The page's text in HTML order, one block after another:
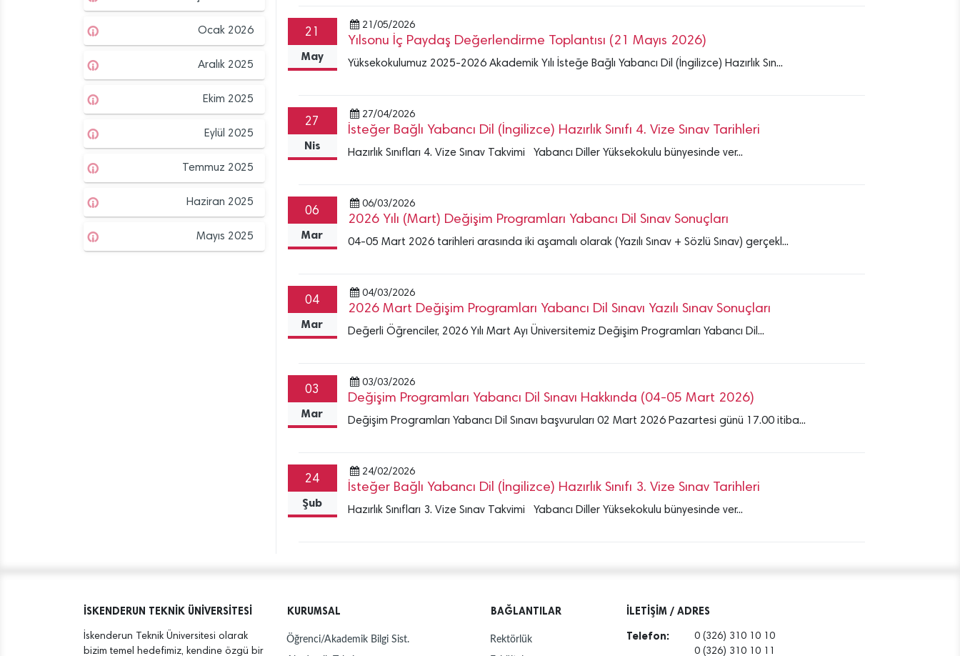
Ocak 2026
Aralık 2025
Ekim 2025
Eylül 2025
Temmuz 2025
Haziran 2025
Mayıs 2025
21
May
21/05/2026
Yılsonu İç Paydaş Değerlendirme Toplantısı (21 Mayıs 2026)
Yüksekokulumuz 2025-2026 Akademik Yılı İsteğe Bağlı Yabancı Dil (İngilizce) Hazırlık Sın...
27
Nis
27/04/2026
İsteğer Bağlı Yabancı Dil (İngilizce) Hazırlık Sınıfı 4. Vize Sınav Tarihleri
Hazırlık Sınıfları 4. Vize Sınav Takvimi Yabancı Diller Yüksekokulu bünyesinde ver...
06
Mar
06/03/2026
2026 Yılı (Mart) Değişim Programları Yabancı Dil Sınav Sonuçları
04-05 Mart 2026 tarihleri arasında iki aşamalı olarak (Yazılı Sınav + Sözlü Sınav) gerçekl...
04
Mar
04/03/2026
2026 Mart Değişim Programları Yabancı Dil Sınavı Yazılı Sınav Sonuçları
Değerli Öğrenciler, 2026 Yılı Mart Ayı Üniversitemiz Değişim Programları Yabancı Dil...
03
Mar
03/03/2026
Değişim Programları Yabancı Dil Sınavı Hakkında (04-05 Mart 2026)
Değişim Programları Yabancı Dil Sınavı başvuruları 02 Mart 2026 Pazartesi günü 17.00 itiba...
24
Şub
24/02/2026
İsteğer Bağlı Yabancı Dil (İngilizce) Hazırlık Sınıfı 3. Vize Sınav Tarihleri
Hazırlık Sınıfları 3. Vize Sınav Takvimi Yabancı Diller Yüksekokulu bünyesinde ver...
İSKENDERUN TEKNİK ÜNİVERSİTESİ
İskenderun Teknik Üniversitesi olarak
bizim temel hedefimiz, kendine özgü bir
KURUMSAL
Öğrenci/Akademik Bilgi Sist.
BAĞLANTILAR
Rektörlük
İLETİŞİM / ADRES
Telefon:
0 (326) 310 10 10
0 (326) 310 10 11